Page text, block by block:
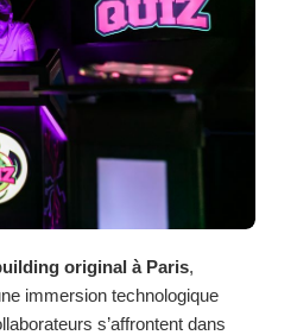
original à Paris,
immersion technologique
s’affrontent dans